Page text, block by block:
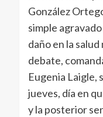
González
simple
daño en la salud
debate,
Eugenia Laigle,
jueves, día en
y la posterior